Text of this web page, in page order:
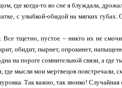
где когда-то во сне я блуждала,
с улыбкой-обидой на мягких
Все тщетно, пустое – никто их не
обидит, пырнет, опрокинет,
на пороге сомнительной связи, а
где мысли мои мертвецов
Так важно, так звонко! Случайная